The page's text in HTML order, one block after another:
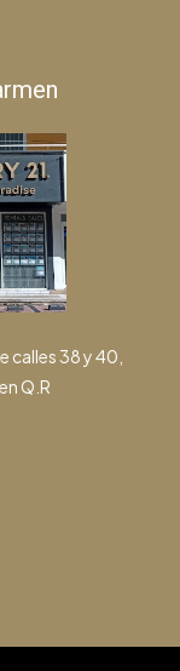
calles 38 y 40,
Q.R